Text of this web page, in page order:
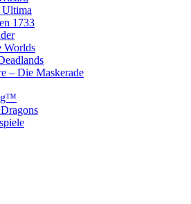
Ultima
1733
Worlds
– Die Maskerade